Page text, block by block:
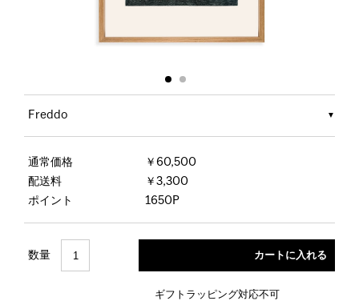
Freddo
通常価格
￥60,500
配送料
￥3,300
ポイント
1650P
数量
ギフトラッピング対応不可